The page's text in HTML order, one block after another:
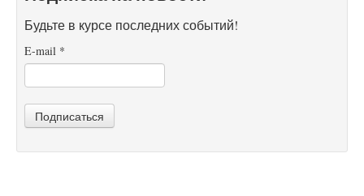
Будьте в курсе последних событий!
E-mail *
Подписаться